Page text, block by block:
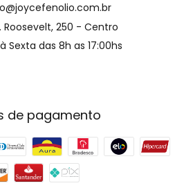
Roosevelt, 250 - Centro
Sexta das 8h as 17:00hs
de pagamento